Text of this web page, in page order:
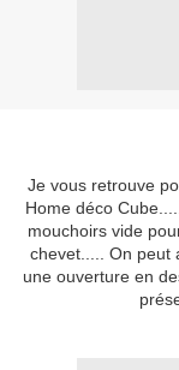
Je vous retrouve
Home déco
mouchoirs vide
chevet..... On peut
une ouverture en